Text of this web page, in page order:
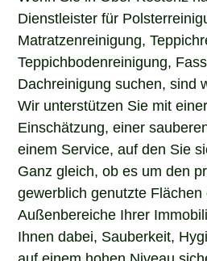
Dienstleister für
Matratzenreinigung,
Teppichbodenreinigung,
Dachreinigung suchen, sind
Wir unterstützen Sie mit
Einschätzung, einer
einem Service, auf den Sie
Ganz gleich, ob es um den
gewerblich genutzte Flächen
Außenbereiche Ihrer
Ihnen dabei, Sauberkeit,
auf einem hohen Niveau